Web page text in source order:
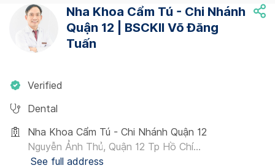
Nha Khoa Cẩm Tú - Chi Nhánh
Quận 12 | BSCKII Võ Đăng
Tuấn
Verified
Dental
Nha Khoa Cẩm Tú - Chi Nhánh Quận 12
Nguyễn Ảnh Thủ, Quận 12 Tp Hồ Chí...
See full address